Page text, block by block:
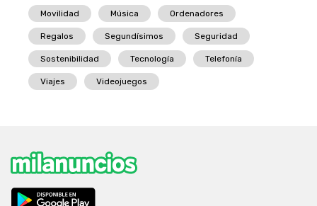
Movilidad Música Ordenadores
Regalos Segundísimos Seguridad
Sostenibilidad Tecnología Telefonía
Viajes Videojuegos